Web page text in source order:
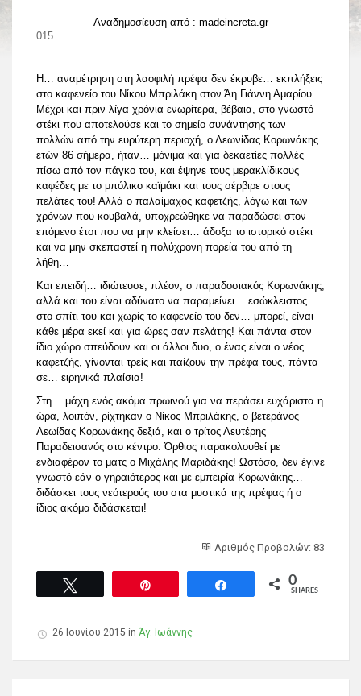
Αναδημοσίευση από : madeincreta.gr
24.06.2015
Η… αναμέτρηση στη λαοφιλή πρέφα δεν έκρυβε… εκπλήξεις
στο καφενείο του Νίκου Μπριλάκη στον Άη Γιάννη Αμαρίου…
Μέχρι και πριν λίγα χρόνια ενωρίτερα, βέβαια, στο γνωστό
στέκι που αποτελούσε και το σημείο συνάντησης των
πολλών από την ευρύτερη περιοχή, ο Λεωνίδας Κορωνάκης
ετών 86 σήμερα, ήταν… μόνιμα και για δεκαετίες πολλές
πίσω από τον πάγκο του, και έψηνε τους μερακλίδικους
καφέδες με το μπόλικο καϊμάκι και τους σέρβιρε στους
πελάτες του! Αλλά ο παλαίμαχος καφετζής, λόγω και των
χρόνων που κουβαλά, υποχρεώθηκε να παραδώσει στον
επόμενο έτσι που να μην κλείσει… άδοξα το ιστορικό στέκι
και να μην σκεπαστεί η πολύχρονη πορεία του από τη
λήθη…
Και επειδή… ιδιώτευσε, πλέον, ο παραδοσιακός Κορωνάκης,
αλλά και του είναι αδύνατο να παραμείνει… εσώκλειστος
στο σπίτι του και χωρίς το καφενείο του δεν… μπορεί, είναι
κάθε μέρα εκεί και για ώρες σαν πελάτης! Και πάντα στον
ίδιο χώρο σπεύδουν και οι άλλοι δυο, ο ένας είναι ο νέος
καφετζής, γίνονται τρείς και παίζουν την πρέφα τους, πάντα
σε… ειρηνικά πλαίσια!
Στη… μάχη ενός ακόμα πρωινού για να περάσει ευχάριστα η
ώρα, λοιπόν, ρίχτηκαν ο Νίκος Μπριλάκης, ο βετεράνος
Λεωίδας Κορωνάκης δεξιά, και ο τρίτος Λευτέρης
Παραδεισανός στο κέντρο. Όρθιος παρακολουθεί με
ενδιαφέρον το ματς ο Μιχάλης Μαριδάκης! Ωστόσο, δεν έγινε
γνωστό εάν ο γηραιότερος και με εμπειρία Κορωνάκης…
διδάσκει τους νεότερούς του στα μυστικά της πρέφας ή ο
ίδιος ακόμα διδάσκεται!
Αριθμός Προβολών: 83
0
SHARES
26 Ιουνίου 2015 in Άγ. Ιωάννης